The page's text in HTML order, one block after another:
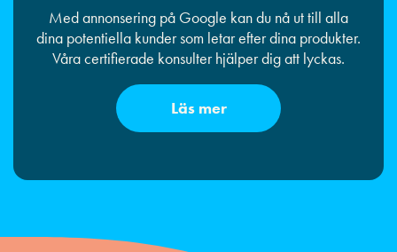
Med annonsering på Google kan du nå ut till alla
dina potentiella kunder som letar efter dina produkter.
Våra certifierade konsulter hjälper dig att lyckas.
Läs mer